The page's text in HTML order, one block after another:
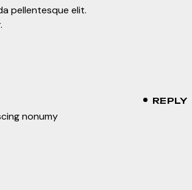
pellentesque elit.
REPLY
nonumy